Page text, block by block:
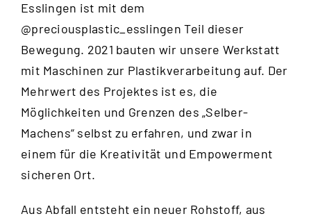
Esslingen ist mit dem
@preciousplastic_esslingen Teil dieser
Bewegung. 2021 bauten wir unsere Werkstatt
mit Maschinen zur Plastikverarbeitung auf. Der
Mehrwert des Projektes ist es, die
Möglichkeiten und Grenzen des „Selber-
Machens“ selbst zu erfahren, und zwar in
einem für die Kreativität und Empowerment
sicheren Ort.
Aus Abfall entsteht ein neuer Rohstoff, aus